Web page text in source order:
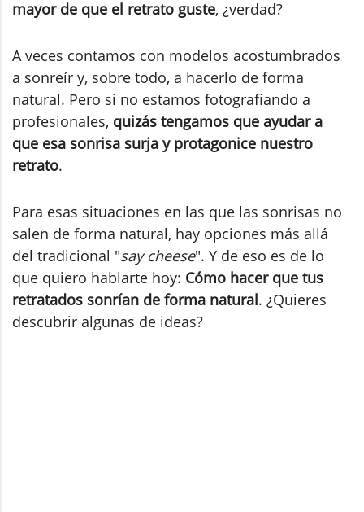
mayor de que el retrato guste, ¿verdad?
A veces contamos con modelos acostumbrados
a sonreír y, sobre todo, a hacerlo de forma
natural. Pero si no estamos fotografiando a
profesionales, quizás tengamos que ayudar a
que esa sonrisa surja y protagonice nuestro
retrato.
Para esas situaciones en las que las sonrisas no
salen de forma natural, hay opciones más allá
del tradicional "say cheese". Y de eso es de lo
que quiero hablarte hoy: Cómo hacer que tus
retratados sonrían de forma natural. ¿Quieres
descubrir algunas de ideas?